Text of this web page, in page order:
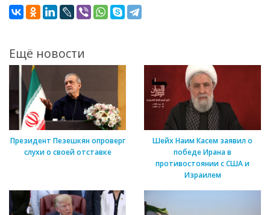
Ещё новости
Президент Пезешкян опроверг
слухи о своей отставке
Шейх Наим Касем заявил о
победе Ирана в
противостоянии с США и
Израилем